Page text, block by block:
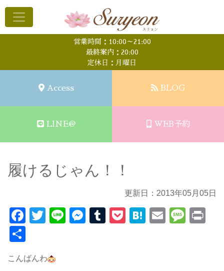
営業時間：10:00～21:00
最終案内：20:00
定休日：月曜日
Access BLOG
LINE@ WEB予約
履けるじゃん！！
更新日：2013年05月05日
Facebook
TwitterLineMessenger
Tumblr
Pocket
Hatena
Email
有
こんばんわ